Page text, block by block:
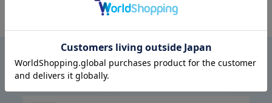
OFFICIAL SNS
はるやまについて